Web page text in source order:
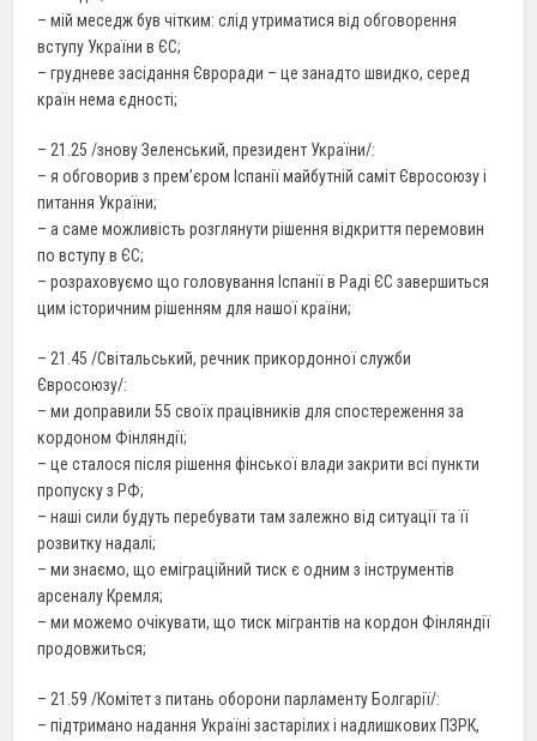
– мій меседж був чітким: слід утриматися від обговорення
вступу України в ЄС;
– грудневе засідання Євроради – це занадто швидко, серед
країн нема єдності;
– 21.25 /знову Зеленський, президент України/:
– я обговорив з прем’єром Іспанії майбутній саміт Євросоюзу і
питання України;
– а саме можливість розглянути рішення відкриття перемовин
по вступу в ЄС;
– розраховуємо що головування Іспанії в Раді ЄС завершиться
цим історичним рішенням для нашої країни;
– 21.45 /Світальський, речник прикордонної служби
Євросоюзу/:
– ми доправили 55 своїх працівників для спостереження за
кордоном Фінляндії;
– це сталося після рішення фінської влади закрити всі пункти
пропуску з РФ;
– наші сили будуть перебувати там залежно від ситуації та її
розвитку надалі;
– ми знаємо, що еміграційний тиск є одним з інструментів
арсеналу Кремля;
– ми можемо очікувати, що тиск мігрантів на кордон Фінляндії
продовжиться;
– 21.59 /Комітет з питань оборони парламенту Болгарії/:
– підтримано надання Україні застарілих і надлишкових ПЗРК,